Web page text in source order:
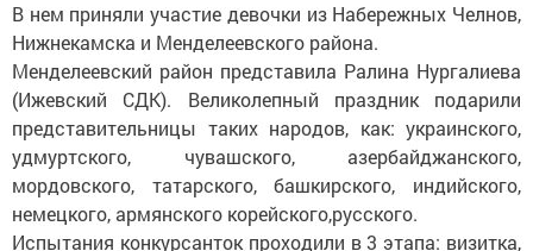
В нем приняли участие девочки из Набережных Челнов,
Нижнекамска и Менделеевского района.
Менделеевский район представила Ралина Нургалиева
(Ижевский СДК). Великолепный праздник подарили
представительницы таких народов, как: украинского,
удмуртского, чувашского, азербайджанского,
мордовского, татарского, башкирского, индийского,
немецкого, армянского корейского,русского.
Испытания конкурсанток проходили в 3 этапа: визитка,